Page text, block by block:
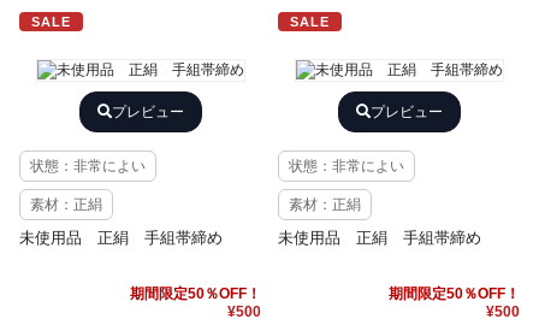
SALE
プレビュー
状態：非常によい
素材：正絹
未使用品 正絹 手組帯締め
期間限定50％OFF！
¥500
SALE
プレビュー
状態：非常によい
素材：正絹
未使用品 正絹 手組帯締め
期間限定50％OFF！
¥500